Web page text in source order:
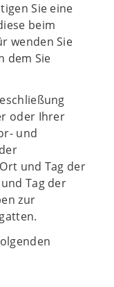
Sie eine
beim
wenden Sie
dem Sie
oder Ihrer
und
und Tag der
Tag der
zur